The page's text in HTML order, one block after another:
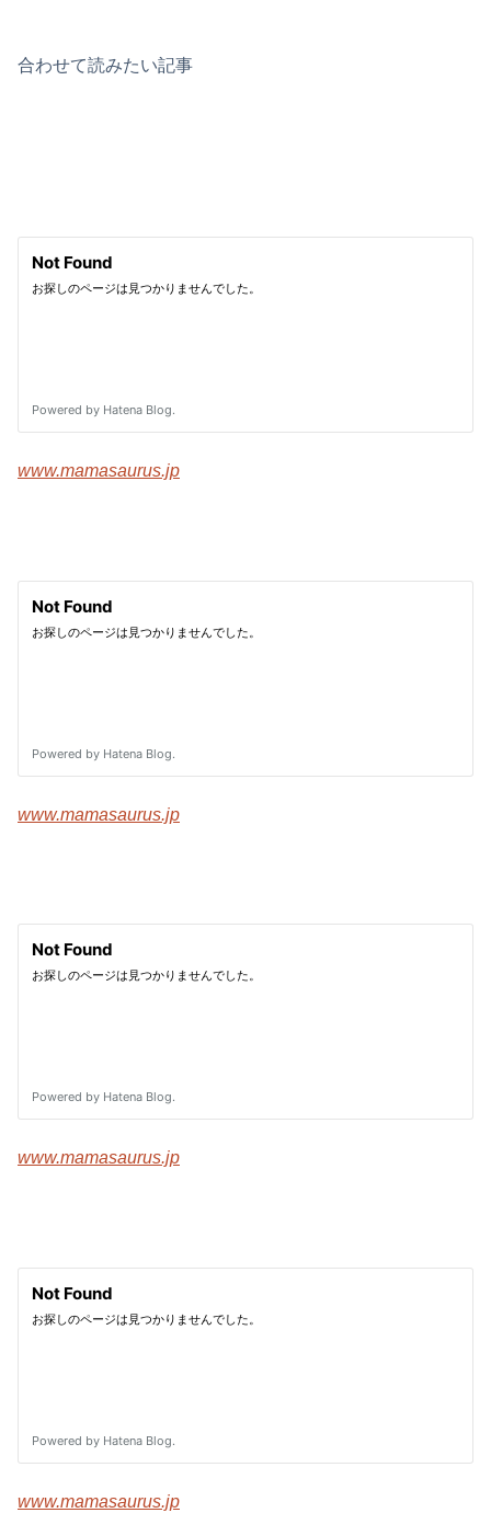
合わせて読みたい記事
www.mamasaurus.jp
www.mamasaurus.jp
www.mamasaurus.jp
www.mamasaurus.jp